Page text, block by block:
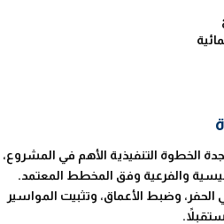
الخطوة التنفيذية الأهم في المشروع،
والفرعية وفق المخطط المعتمد.
وضبط الأعماق، وتثبيت المواسير